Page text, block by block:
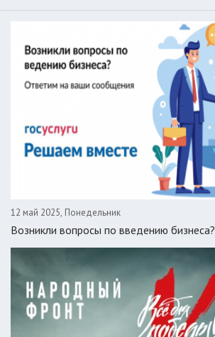
12 май 2025, Понедельник
Возникли вопросы по введению бизнеса?